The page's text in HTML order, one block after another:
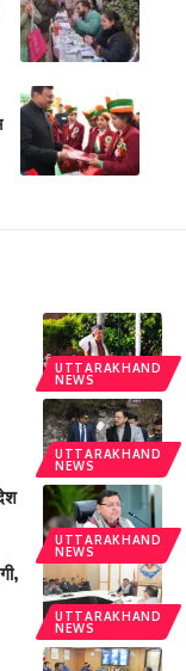
UTTARAKHAND
NEWS
UTTARAKHAND
NEWS
UTTARAKHAND
NEWS
UTTARAKHAND
NEWS